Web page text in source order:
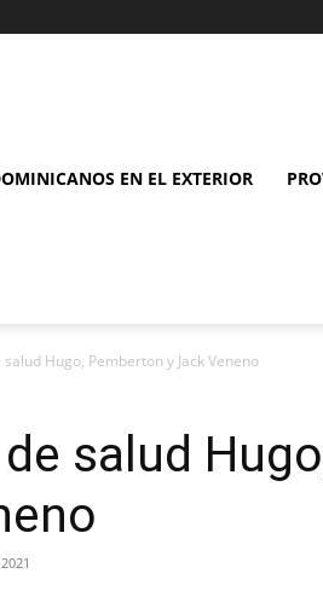
EN EL EXTERIOR
Hugo, Pemberton y Jack Veneno
salud